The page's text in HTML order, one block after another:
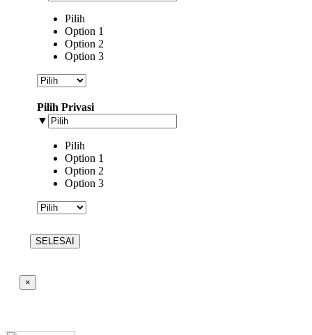
Pilih
Option 1
Option 2
Option 3
Pilih Privasi
▼
Pilih
Option 1
Option 2
Option 3
SELESAI
×